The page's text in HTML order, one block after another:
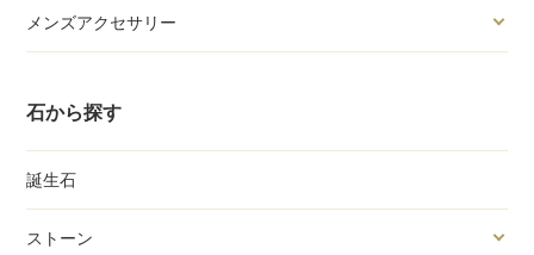
メンズアクセサリー
石から探す
誕生石
ストーン